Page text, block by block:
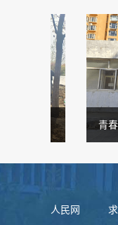
青春志
人民网